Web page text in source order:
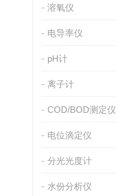
溶氧仪
电导率仪
pH计
离子计
COD/BOD测定仪
电位滴定仪
分光光度计
水份分析仪